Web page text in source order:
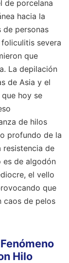
de porcelana
hacia la
de personas
severa
que
La depilación
de Asia y el
hoy se
de hilos
profundo de la
de
es de algodón
el vello
que
caos de pelos
Hilo